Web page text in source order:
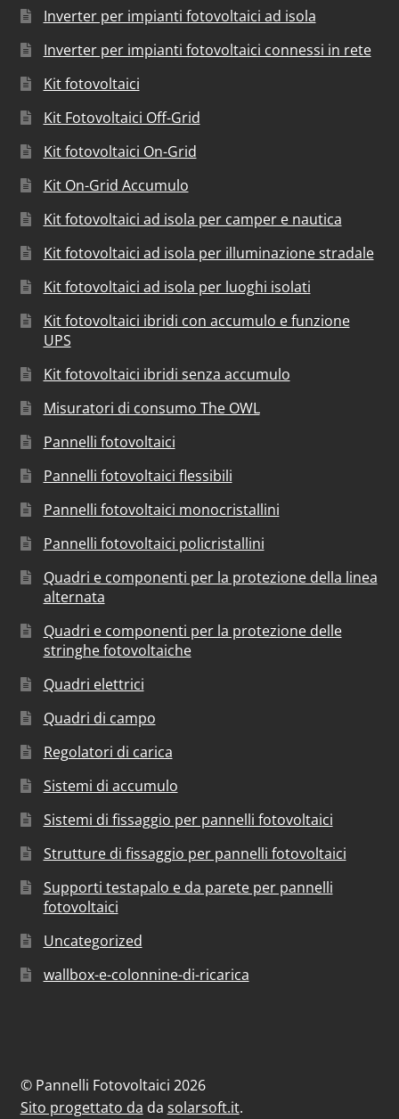
Inverter per impianti fotovoltaici ad isola
Inverter per impianti fotovoltaici connessi in rete
Kit fotovoltaici
Kit Fotovoltaici Off-Grid
Kit fotovoltaici On-Grid
Kit On-Grid Accumulo
Kit fotovoltaici ad isola per camper e nautica
Kit fotovoltaici ad isola per illuminazione stradale
Kit fotovoltaici ad isola per luoghi isolati
Kit fotovoltaici ibridi con accumulo e funzione
UPS
Kit fotovoltaici ibridi senza accumulo
Misuratori di consumo The OWL
Pannelli fotovoltaici
Pannelli fotovoltaici flessibili
Pannelli fotovoltaici monocristallini
Pannelli fotovoltaici policristallini
Quadri e componenti per la protezione della linea
alternata
Quadri e componenti per la protezione delle
stringhe fotovoltaiche
Quadri elettrici
Quadri di campo
Regolatori di carica
Sistemi di accumulo
Sistemi di fissaggio per pannelli fotovoltaici
Strutture di fissaggio per pannelli fotovoltaici
Supporti testapalo e da parete per pannelli
fotovoltaici
Uncategorized
wallbox-e-colonnine-di-ricarica
© Pannelli Fotovoltaici 2026
Sito progettato da da solarsoft.it.